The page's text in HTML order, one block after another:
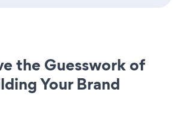
the Guesswork of
Your Brand